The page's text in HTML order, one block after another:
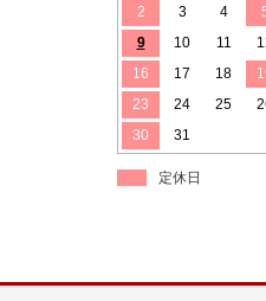
2
3 4
9
10 11
16
17 18
23
24 25
30
31
定休日